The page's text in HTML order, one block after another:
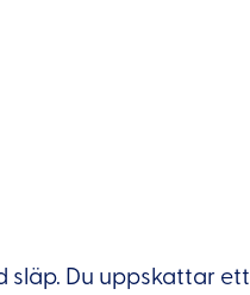
släp. Du uppskattar ett